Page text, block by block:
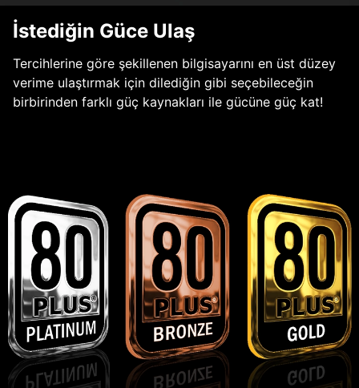
İstediğin Güce Ulaş
Tercihlerine göre şekillenen bilgisayarını en üst düzey
verime ulaştırmak için dilediğin gibi seçebileceğin
birbirinden farklı güç kaynakları ile gücüne güç kat!